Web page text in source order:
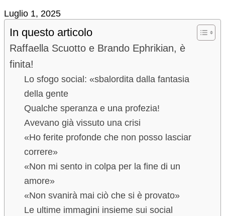
Luglio 1, 2025
In questo articolo
Raffaella Scuotto e Brando Ephrikian, è
finita!
Lo sfogo social: «sbalordita dalla fantasia
della gente
Qualche speranza e una profezia!
Avevano già vissuto una crisi
«Ho ferite profonde che non posso lasciar
correre»
«Non mi sento in colpa per la fine di un
amore»
«Non svanirà mai ciò che si è provato»
Le ultime immagini insieme sui social